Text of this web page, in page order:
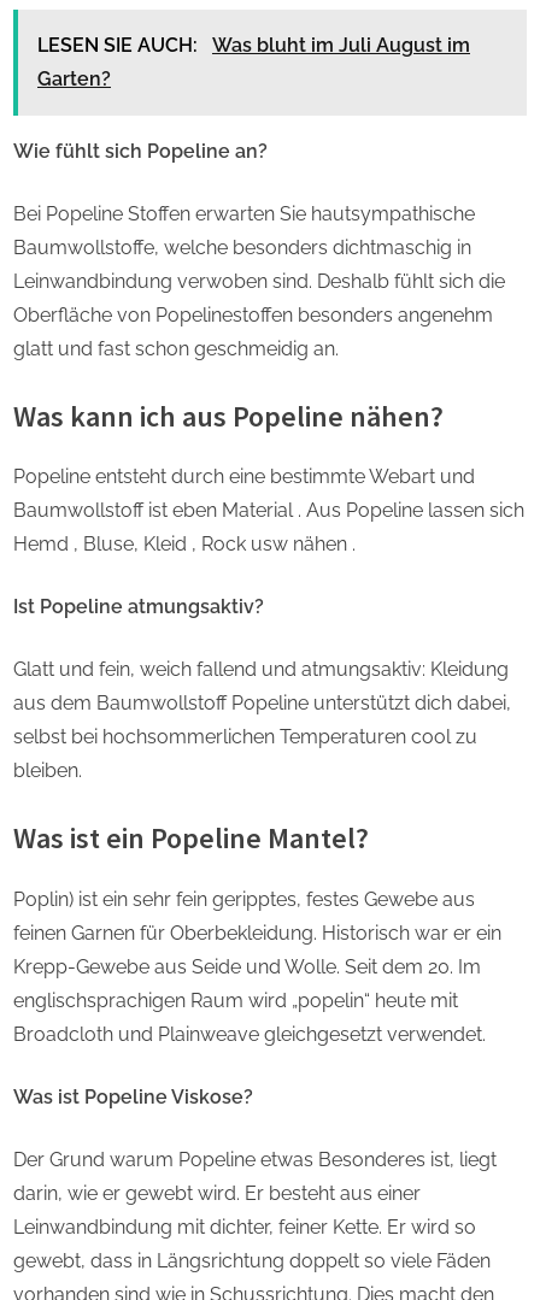
LESEN SIE AUCH:
Was bluht im Juli August im
Garten?
Wie fühlt sich Popeline an?
Bei Popeline Stoffen erwarten Sie hautsympathische
Baumwollstoffe, welche besonders dichtmaschig in
Leinwandbindung verwoben sind. Deshalb fühlt sich die
Oberfläche von Popelinestoffen besonders angenehm
glatt und fast schon geschmeidig an.
Was kann ich aus Popeline nähen?
Popeline entsteht durch eine bestimmte Webart und
Baumwollstoff ist eben Material . Aus Popeline lassen sich
Hemd , Bluse, Kleid , Rock usw nähen .
Ist Popeline atmungsaktiv?
Glatt und fein, weich fallend und atmungsaktiv: Kleidung
aus dem Baumwollstoff Popeline unterstützt dich dabei,
selbst bei hochsommerlichen Temperaturen cool zu
bleiben.
Was ist ein Popeline Mantel?
Poplin) ist ein sehr fein geripptes, festes Gewebe aus
feinen Garnen für Oberbekleidung. Historisch war er ein
Krepp-Gewebe aus Seide und Wolle. Seit dem 20. Im
englischsprachigen Raum wird „popelin“ heute mit
Broadcloth und Plainweave gleichgesetzt verwendet.
Was ist Popeline Viskose?
Der Grund warum Popeline etwas Besonderes ist, liegt
darin, wie er gewebt wird. Er besteht aus einer
Leinwandbindung mit dichter, feiner Kette. Er wird so
gewebt, dass in Längsrichtung doppelt so viele Fäden
vorhanden sind wie in Schussrichtung. Dies macht den